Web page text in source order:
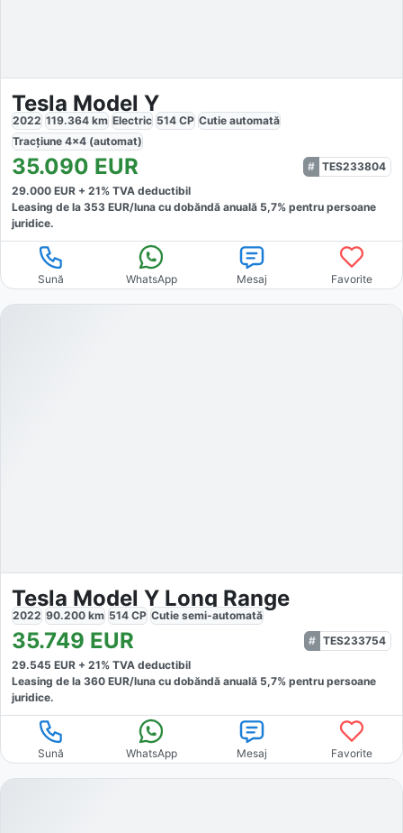
Tesla Model Y
2022 119.364 km Electric 514 CP Cutie automată
Tracțiune 4x4 (automat)
35.090 EUR
TES233804
29.000 EUR + 21% TVA deductibil
Leasing de la 353 EUR/luna cu dobăndă anuală 5,7% pentru persoane
juridice.
Sună WhatsApp Mesaj Favorite
Tesla Model Y Long Range
2022 90.200 km 514 CP Cutie semi-automată
35.749 EUR
TES233754
29.545 EUR + 21% TVA deductibil
Leasing de la 360 EUR/luna cu dobăndă anuală 5,7% pentru persoane
juridice.
Sună WhatsApp Mesaj Favorite